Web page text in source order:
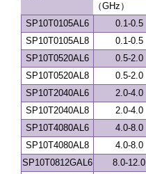
（GHz）
SP10T0105AL6
0.1-0.5
SP10T0105AL8
0.1-0.5
SP10T0520AL6
0.5-2.0
SP10T0520AL8
0.5-2.0
SP10T2040AL6
2.0-4.0
SP10T2040AL8
2.0-4.0
SP10T4080AL6
4.0-8.0
SP10T4080AL8
4.0-8.0
SP10T0812GAL6
8.0-12.0